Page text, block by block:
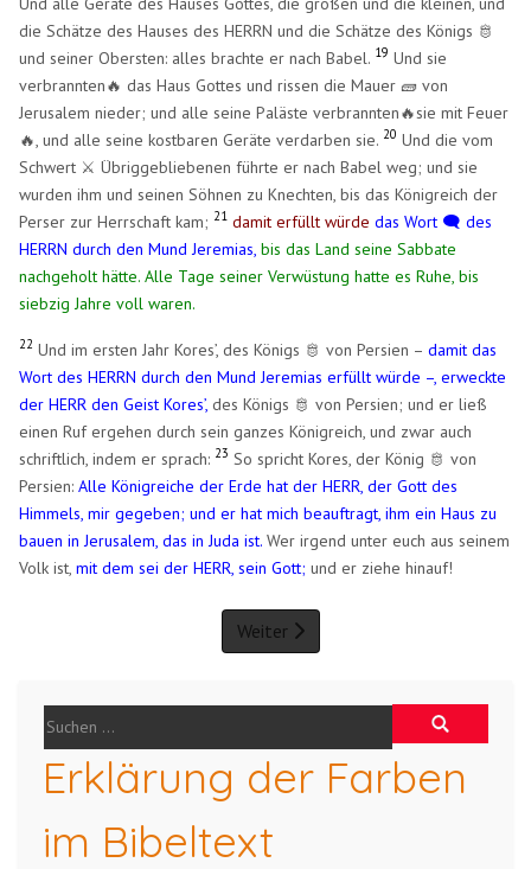
die Schätze des Hauses des HERRN und die Schätze des Königs 🫅
und seiner Obersten: alles brachte er nach Babel. 19 Und sie
verbrannten🔥 das Haus Gottes und rissen die Mauer 🧱 von
Jerusalem nieder; und alle seine Paläste verbrannten🔥sie mit Feuer
🔥, und alle seine kostbaren Geräte verdarben sie. 20 Und die vom
Schwert ⚔️ Übriggebliebenen führte er nach Babel weg; und sie
wurden ihm und seinen Söhnen zu Knechten, bis das Königreich der
Perser zur Herrschaft kam; 21 damit erfüllt würde das Wort 🗨️ des
HERRN durch den Mund Jeremias, bis das Land seine Sabbate
nachgeholt hätte. Alle Tage seiner Verwüstung hatte es Ruhe, bis
siebzig Jahre voll waren.
22 Und im ersten Jahr Kores’, des Königs 🫅 von Persien –damit das
Wort des HERRN durch den Mund Jeremias erfüllt würde –, erweckte
der HERR den Geist Kores’, des Königs 🫅 von Persien; und er ließ
einen Ruf ergehen durch sein ganzes Königreich, und zwar auch
schriftlich, indem er sprach: 23 So spricht Kores, der König 🫅 von
Persien:Alle Königreiche der Erde hat der HERR, der Gott des
Himmels, mir gegeben; und er hat mich beauftragt, ihm ein Haus zu
bauen in Jerusalem, das in Juda ist. Wer irgend unter euch aus seinem
Volk ist,mit dem sei der HERR, sein Gott; und er ziehe hinauf!
Weiter
Erklärung der Farben
im Bibeltext